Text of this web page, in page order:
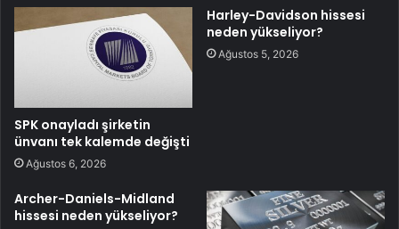
SPK onayladı şirketin
ünvanı tek kalemde değişti
Ağustos 6, 2026
Harley-Davidson hissesi
neden yükseliyor?
Ağustos 5, 2026
Archer-Daniels-Midland
hissesi neden yükseliyor?